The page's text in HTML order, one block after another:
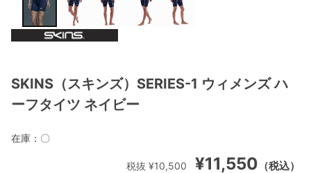
SKINS（スキンズ）SERIES-1 ウィメンズ ハ
ーフタイツ ネイビー
¥11,550 （税込）
税抜 ¥10,500
在庫： 〇